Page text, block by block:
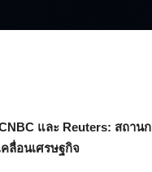
และ Reuters: สถา
ลื่อนเศรษฐกิจ